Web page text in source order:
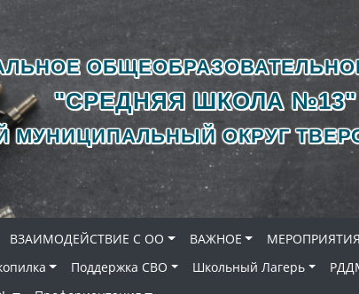
"СРЕДНЯЯ ШКОЛА №13"
МУНИЦИПАЛЬНЫЙ ОКРУГ
ВЗАИМОДЕЙСТВИЕ С ОО ВАЖНОЕ МЕРОПРИЯТИЯ
Поддержка СВО Школьный Лагерь